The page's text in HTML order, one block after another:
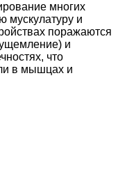
многих
мускулатуру и
поражаются
и
что
в мышцах и